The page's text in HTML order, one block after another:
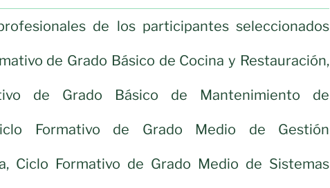
de los participantes seleccionados
de Grado Básico de Cocina y Restauración,
de Grado Básico de Mantenimiento de
Formativo de Grado Medio de Gestión
Ciclo Formativo de Grado Medio de Sistemas